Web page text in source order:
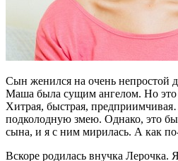
Сын женился на очень непростой
Маша была сущим ангелом. Но это
Хитрая, быстрая,
подколодную змею. Однако, это
сына, и я с ним мирилась. А как
Вскоре родилась внучка Лерочка.